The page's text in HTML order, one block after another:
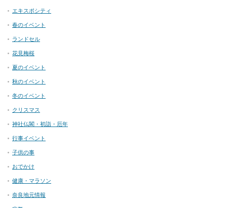
エキスポシティ
春のイベント
ランドセル
花見梅桜
夏のイベント
秋のイベント
冬のイベント
クリスマス
神社仏閣・初詣・厄年
行事イベント
子供の事
おでかけ
健康・マラソン
奈良地元情報